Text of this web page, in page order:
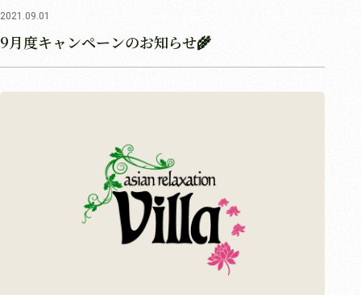
2021.09.01
9月度キャンペーンのお知らせ🌾